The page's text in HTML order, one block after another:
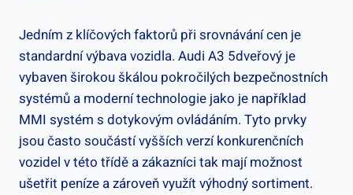
Jedním z klíčových faktorů při srovnávání cen je
standardní výbava vozidla. Audi A3 5dveřový je
vybaven širokou škálou pokročilých bezpečnostních
systémů a moderní technologie jako je například
MMI systém s dotykovým ovládáním. Tyto prvky
jsou často součástí vyšších verzí konkurenčních
vozidel v této třídě a zákazníci tak mají možnost
ušetřit peníze a zároveň využít výhodný sortiment.